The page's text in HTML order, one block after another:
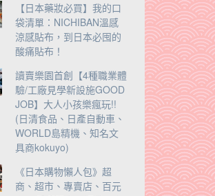
【日本藥妝必買】我的口
袋清單：NICHIBAN溫感
涼感貼布，到日本必囤的
酸痛貼布！
讀賣樂園首創【4種職業體
驗/工廠見學新設施GOOD
JOB】大人小孩樂瘋玩!!
(日清食品、日產自動車、
WORLD島精機、知名文
具商kokuyo)
《日本購物懶人包》超
商、超市、專賣店、百元